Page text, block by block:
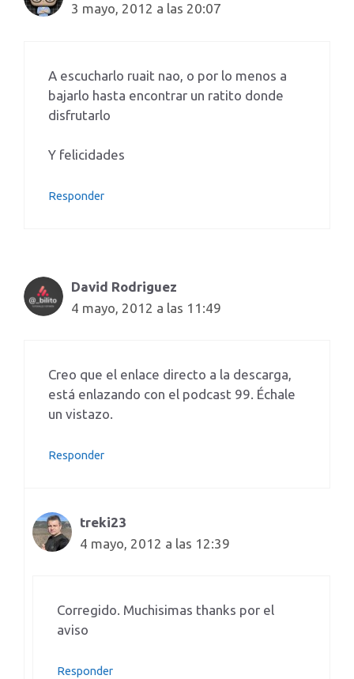
3 mayo, 2012 a las 20:07
A escucharlo ruait nao, o por lo menos a
bajarlo hasta encontrar un ratito donde
disfrutarlo
Y felicidades
Responder
David Rodriguez
4 mayo, 2012 a las 11:49
Creo que el enlace directo a la descarga,
está enlazando con el podcast 99. Échale
un vistazo.
Responder
treki23
4 mayo, 2012 a las 12:39
Corregido. Muchisimas thanks por el
aviso
Responder